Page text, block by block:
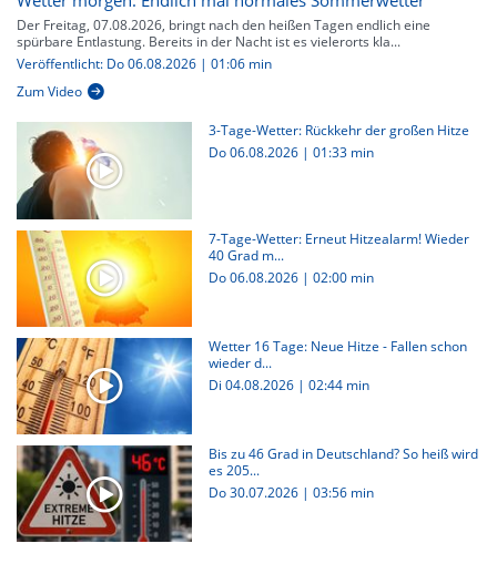
Der Freitag, 07.08.2026, bringt nach den heißen Tagen endlich eine
spürbare Entlastung. Bereits in der Nacht ist es vielerorts kla...
Veröffentlicht: Do 06.08.2026 | 01:06 min
Zum Video
3-Tage-Wetter: Rückkehr der großen Hitze
Do 06.08.2026 | 01:33 min
7-Tage-Wetter: Erneut Hitzealarm! Wieder
40 Grad m...
Do 06.08.2026 | 02:00 min
Wetter 16 Tage: Neue Hitze - Fallen schon
wieder d...
Di 04.08.2026 | 02:44 min
Bis zu 46 Grad in Deutschland? So heiß wird
es 205...
Do 30.07.2026 | 03:56 min